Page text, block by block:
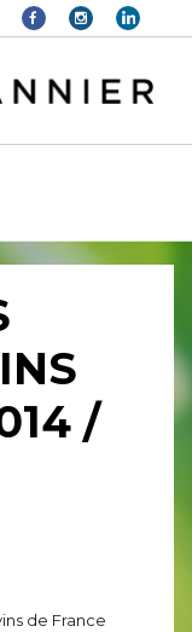
long, string given in
/
de France